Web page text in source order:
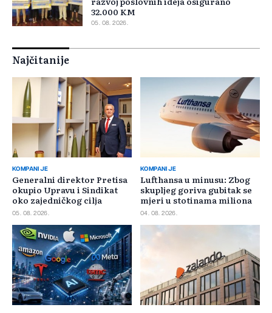
32.000 KM
05. 08. 2026.
Najčitanije
KOMPANIJE
Generalni direktor Pretisa
okupio Upravu i Sindikat
oko zajedničkog cilja
05. 08. 2026.
KOMPANIJE
Lufthansa u minusu: Zbog
skupljeg goriva gubitak se
mjeri u stotinama miliona
04. 08. 2026.